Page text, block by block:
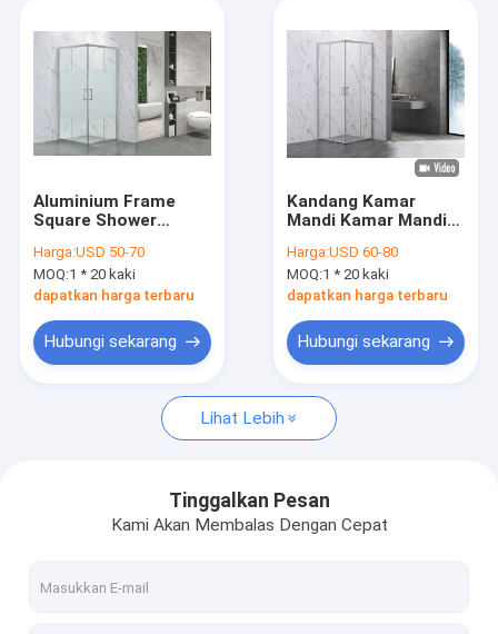
Produk
Video
Pertunjukan VR
Kontrol Kualitas
Hubungi Kami
Kamar Mandi Sederhana
Kamar Mandi
Aluminium Frame
Square Shower
900x900x1900mm
Harga:USD 50-70
MOQ:1 * 20 kaki
dapatkan harga terbaru
Hubungi sekarang
Kandang Kamar
Mandi Kamar Mandi
900x900x1900mm
ISO9001
Harga:USD 60-80
MOQ:1 * 20 kaki
dapatkan harga terbaru
Hubungi sekarang
Lihat Lebih
Tinggalkan Pesan
Kami Akan Membalas Dengan Cepat